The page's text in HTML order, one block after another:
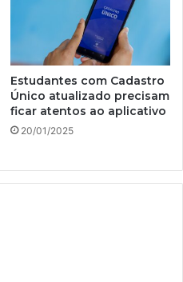
Estudantes com Cadastro
Único atualizado precisam
ficar atentos ao aplicativo
20/01/2025